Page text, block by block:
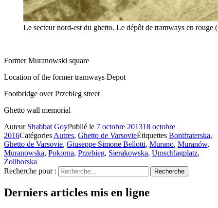
Le secteur nord-est du ghetto. Le dépôt de tramways en rouge
Former Muranowski square
Location of the former tramways Depot
Footbridge over Przebieg street
Ghetto wall memorial
Auteur Shabbat GoyPublié le 7 octobre 201318 octobre
2016Catégories Autres, Ghetto de VarsovieÉtiquettes Bonifraterska,
Ghetto de Varsovie, Giuseppe Simone Bellotti, Murano, Muranów,
Muranowska, Pokorna, Przebieg, Sierakowska, Umschlagplatz,
Żoliborska
Recherche pour :
Recherche
Derniers articles mis en ligne